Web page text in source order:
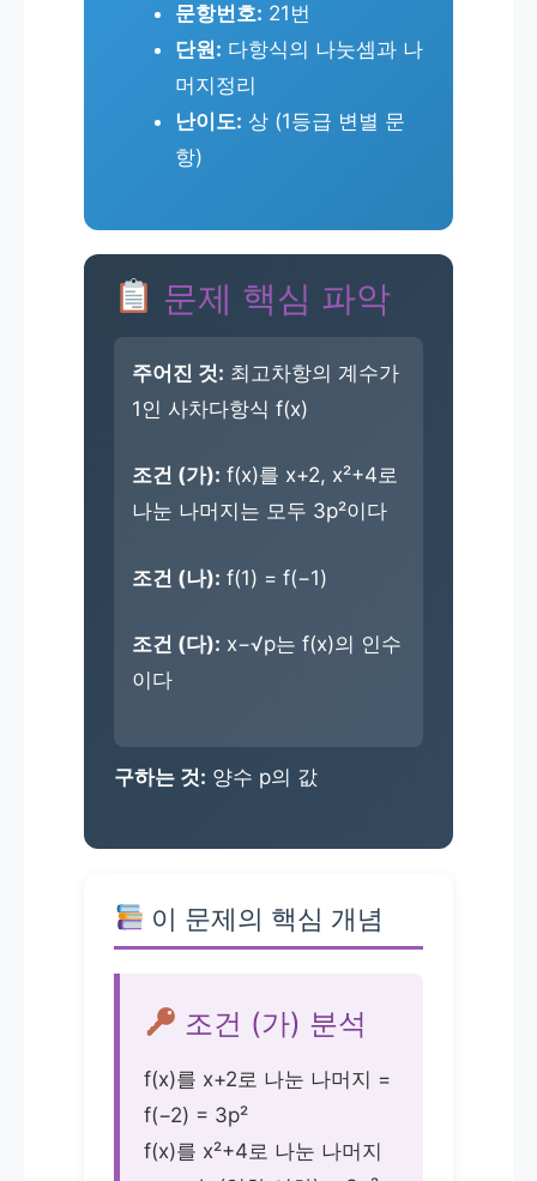
문항번호: 21번
단원: 다항식의 나눗셈과 나
머지정리
난이도: 상 (1등급 변별 문
항)
문제 핵심 파악
주어진 것: 최고차항의 계수가
1인 사차다항식 f(x)
조건 (가): f(x)를 x+2, x²+4로
나눈 나머지는 모두 3p²이다
조건 (나): f(1) = f(−1)
조건 (다): x−√p는 f(x)의 인수
이다
구하는 것: 양수 p의 값
이 문제의 핵심 개념
조건 (가) 분석
f(x)를 x+2로 나눈 나머지 =
f(−2) = 3p²
f(x)를 x²+4로 나눈 나머지